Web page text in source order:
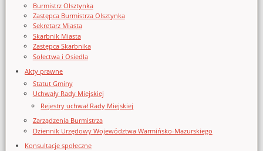
Burmistrz Olsztynka
Zastępca Burmistrza Olsztynka
Sekretarz Miasta
Skarbnik Miasta
Zastępca Skarbnika
Sołectwa i Osiedla
Akty prawne
Statut Gminy
Uchwały Rady Miejskiej
Rejestry uchwał Rady Miejskiej
Zarządzenia Burmistrza
Dziennik Urzędowy Województwa Warmińsko-Mazurskiego
Konsultacje społeczne